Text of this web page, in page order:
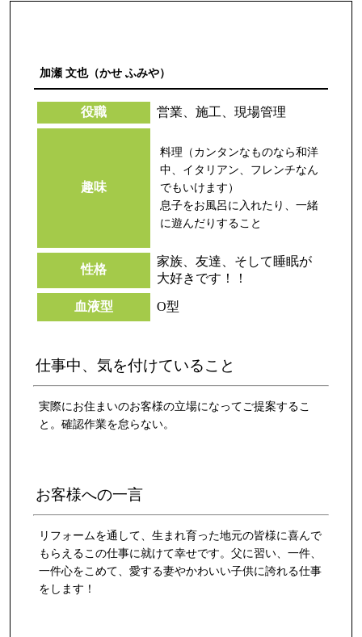
加瀬 文也（かせ ふみや）
役職 営業、施工、現場管理
趣味
料理（カンタンなものなら和洋
中、イタリアン、フレンチなん
でもいけます）
息子をお風呂に入れたり、一緒
に遊んだりすること
性格
家族、友達、そして睡眠が
大好きです！！
血液型 O型
仕事中、気を付けていること
実際にお住まいのお客様の立場になってご提案するこ
と。確認作業を怠らない。
お客様への一言
リフォームを通して、生まれ育った地元の皆様に喜んで
もらえるこの仕事に就けて幸せです。父に習い、一件、
一件心をこめて、愛する妻やかわいい子供に誇れる仕事
をします！